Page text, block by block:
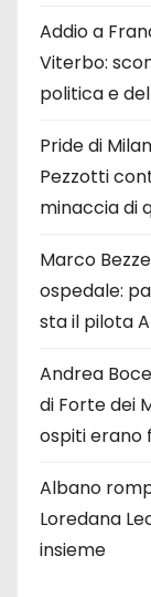
Addio a
Viterbo:
politica e
Pride di
Pezzotti
minaccia di
Marco
ospedale:
sta il pilota
Andrea
di Forte dei
ospiti erano
Albano
Loredana
insieme